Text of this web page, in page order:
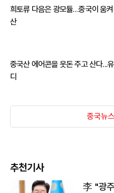
희토류 다음은 광모듈…중국이 움
산
중국산 에어콘을 웃돈 주고 산다...
디
중국뉴스
추천기사
李 "광